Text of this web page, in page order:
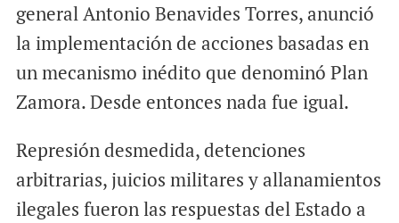
general Antonio Benavides Torres, anunció
la implementación de acciones basadas en
un mecanismo inédito que denominó Plan
Zamora. Desde entonces nada fue igual.
Represión desmedida, detenciones
arbitrarias, juicios militares y allanamientos
ilegales fueron las respuestas del Estado a